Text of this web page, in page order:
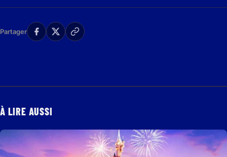
Partager
À LIRE AUSSI